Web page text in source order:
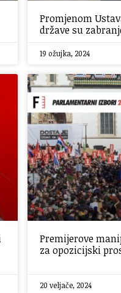
Promjenom
države su
19 ožujka, 2024
Premijerove
za opozicijski
20 veljače, 2024